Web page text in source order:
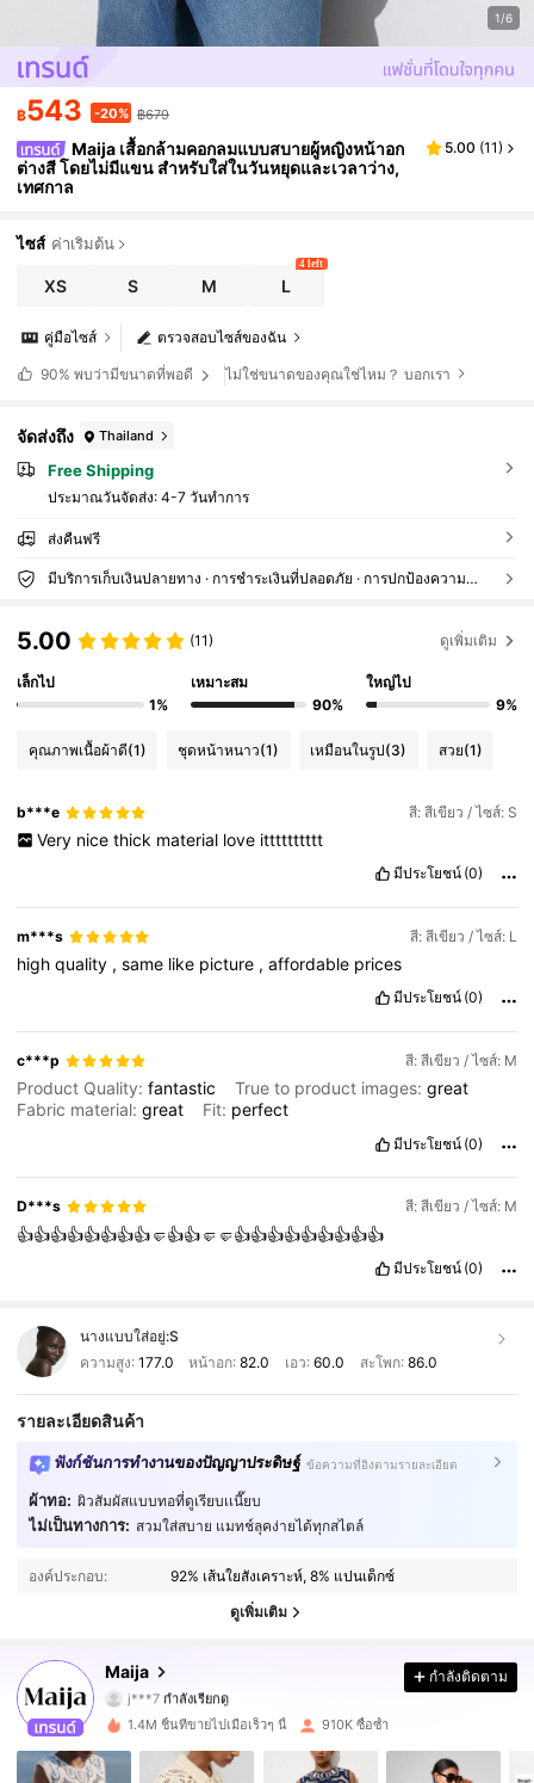
1/6
฿543 -20% ฿679
Maija เสื้อกล้ามคอกลมแบบสบายผู้หญิงหน้าอก
ต่างสี โดยไม่มีแขน สำหรับใส่ในวันหยุดและเวลาว่าง,
เทศกาล
5.00 (11)
ไซส์ ค่าเริ่มต้น
XS S M L
4 left
ตรวจสอบไซส์ของฉัน
คู่มือไซส์
90% พบว่ามีขนาดที่พอดี ไม่ใช่ขนาดของคุณใช่ไหม？ บอกเรา
จัดส่งถึง Thailand
Free Shipping
ประมาณวันจัดส่ง: 4-7 วันทำการ
ส่งคืนฟรี
มีบริการเก็บเงินปลายทาง · การชำระเงินที่ปลอดภัย · การปกป้องความเป็นส่วนตัว
5.00 (11) ดูเพิ่มเติม
เล็กไป
1%
เหมาะสม
90%
ใหญ่ไป
9%
คุณภาพเนื้อผ้าดี(1) ชุดหน้าหนาว(1) เหมือนในรูป(3) สวย(1)
b***e สี: สีเขียว / ไซส์: S
Very nice thick material love itttttttttt
มีประโยชน์ (0)
m***s สี: สีเขียว / ไซส์: L
highquality ,same like picture ,affordable prices
มีประโยชน์ (0)
c***p สี: สีเขียว / ไซส์: M
Product Quality:fantastic True to product images:great
Fabric material:great Fit: perfect
มีประโยชน์ (0)
D***s สี: สีเขียว / ไซส์: M
👍👍👍👍👍👍👍👍🤛👍👍🤛🤛👍👍👍👍👍👍👍👍👍
มีประโยชน์ (0)
นางแบบใส่อยู่:S
ความสูง: 177.0 หน้าอก:82.0 เอว: 60.0 สะโพก: 86.0
รายละเอียดสินค้า
ฟังก์ชันการทำงานของปัญญาประดิษฐ์ ข้อความที่อิงตามรายละเอียด
ผ้าทอ: ผิวสัมผัสแบบทอที่ดูเรียบเเนี๊ยบ
ไม่เป็นทางการ: สวมใส่สบาย แมทช์ลุคง่ายได้ทุกสไตล์
องค์ประกอบ: 92% เส้นใยสังเคราะห์, 8% แปนเด็กซ์
ดูเพิ่มเติม
Maija
2.7M ผู้ติดตาม
j***7 กำลังเรียกดู
2.7M ผู้ติดตาม
2.7M ผู้ติดตาม
กำลังติดตาม
1.4M ชิ้นที่ขายไปเมื่อเร็วๆ นี้ 910K ซื้อซ้ำ